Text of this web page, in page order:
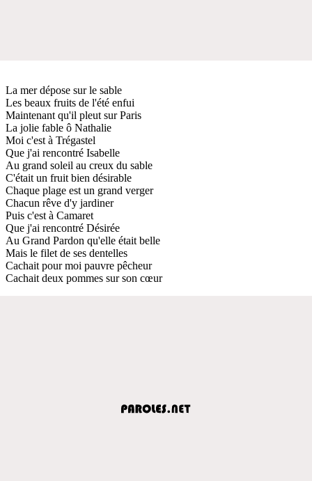
La mer dépose sur le sable
Les beaux fruits de l'été enfui
Maintenant qu'il pleut sur Paris
La jolie fable ô Nathalie
Moi c'est à Trégastel
Que j'ai rencontré Isabelle
Au grand soleil au creux du sable
C'était un fruit bien désirable
Chaque plage est un grand verger
Chacun rêve d'y jardiner
Puis c'est à Camaret
Que j'ai rencontré Désirée
Au Grand Pardon qu'elle était belle
Mais le filet de ses dentelles
Cachait pour moi pauvre pêcheur
Cachait deux pommes sur son cœur